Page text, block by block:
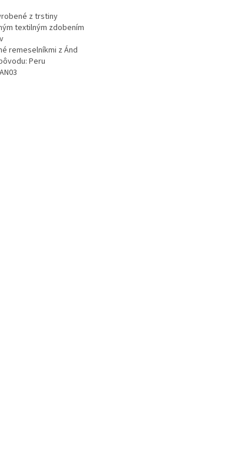
z trstiny
textilným zdobením
remeselníkmi z Ánd
Peru